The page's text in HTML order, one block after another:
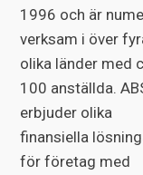
1996 och är
verksam i över
olika länder med
100 anställda.
erbjuder olika
finansiella
för företag med